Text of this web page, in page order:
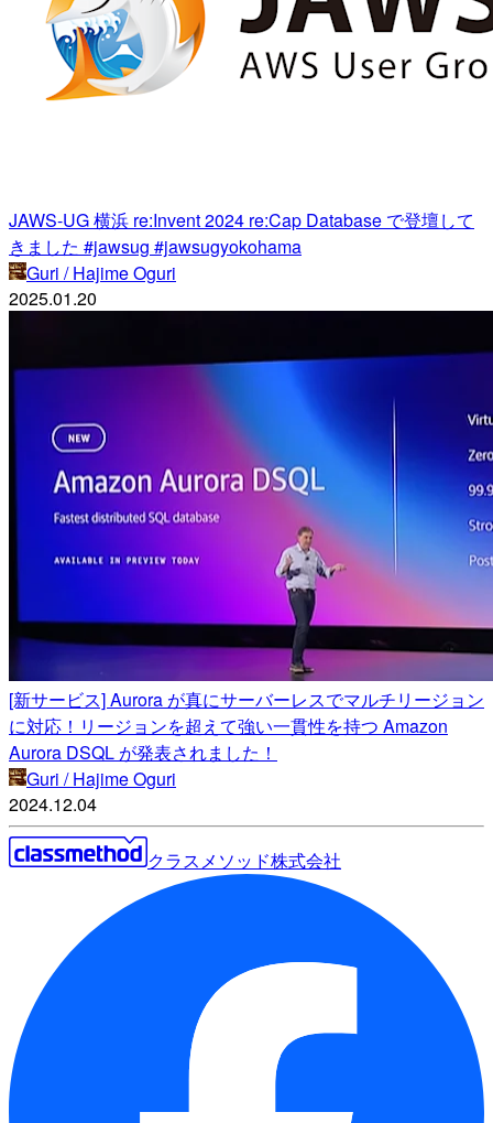
JAWS-UG 横浜 re:Invent 2024 re:Cap Database で登壇して
きました #jawsug #jawsugyokohama
Guri / Hajime Oguri
2025.01.20
[新サービス] Aurora が真にサーバーレスでマルチリージョン
に対応！リージョンを超えて強い一貫性を持つ Amazon
Aurora DSQL が発表されました！
Guri / Hajime Oguri
2024.12.04
クラスメソッド株式会社